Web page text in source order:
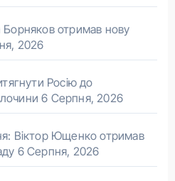
Борняков отримав нову
2026
Росію до
6 Серпня, 2026
Віктор Ющенко отримав
6 Серпня, 2026